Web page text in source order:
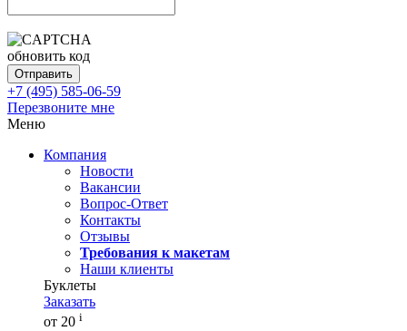
обновить код
Отправить
+7 (495) 585-06-59
Перезвоните мне
Меню
Компания
Новости
Вакансии
Вопрос-Ответ
Контакты
Отзывы
Требования к макетам
Наши клиенты
Буклеты
Заказать
от 20 i